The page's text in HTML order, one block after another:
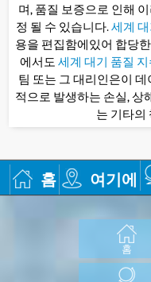
며, 품질 보증으로 인해
정 될 수 있습니다.세계
용을 편집함에있어 합당
에서도 세계 대기 품질
팀 또는 그 대리인은이
적으로 발생하는 손실, 상
는 기타의
홈 여기에
홈